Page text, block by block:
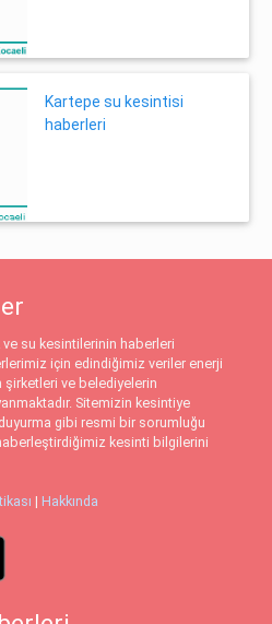
Kartepe su kesintisi
haberleri
su kesintilerinin haberleri
için edindiğimiz veriler enerji
şirketleri ve belediyelerin
Sitemizin kesintiye
gibi resmi bir sorumluğu
haberleştirdiğimiz kesinti bilgilerini
| Hakkında